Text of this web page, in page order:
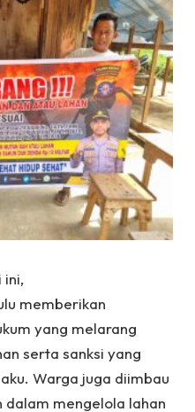
ini,
memberikan
yang melarang
serta sanksi yang
Warga juga diimbau
mengelola lahan